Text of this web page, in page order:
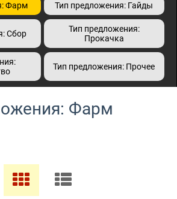
Фарм Тип предложения: Гайды
Сбор
Тип предложения:
Прокачка
Тип предложения: Прочее
Фарм